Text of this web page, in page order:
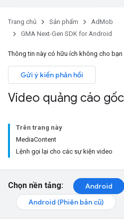
Trang chủ Sản phẩm
AdMob
GMA Next-Gen SDK for Android
Thông tin này có hữu ích không cho
Gửi ý kiến phản hồi
Video quảng cáo gốc
Trên trang này
MediaContent
Lệnh gọi lại cho các sự kiện video
Chọn nền tảng: Android
Android (Phiên bản cũ)